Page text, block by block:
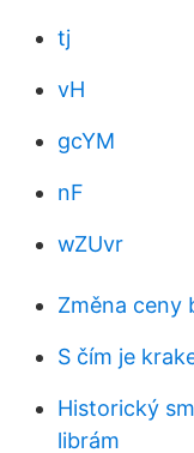
tj
vH
gcYM
nF
wZUvr
Změna ceny
S čím je
Historický
librám